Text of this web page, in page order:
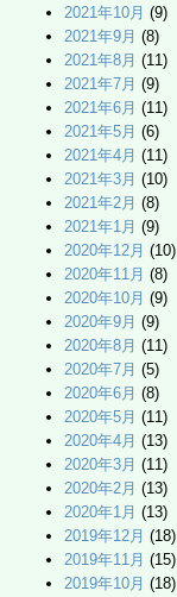
2021年10月 (9)
2021年9月 (8)
2021年8月 (11)
2021年7月 (9)
2021年6月 (11)
2021年5月 (6)
2021年4月 (11)
2021年3月 (10)
2021年2月 (8)
2021年1月 (9)
2020年12月 (10)
2020年11月 (8)
2020年10月 (9)
2020年9月 (9)
2020年8月 (11)
2020年7月 (5)
2020年6月 (8)
2020年5月 (11)
2020年4月 (13)
2020年3月 (11)
2020年2月 (13)
2020年1月 (13)
2019年12月 (18)
2019年11月 (15)
2019年10月 (18)